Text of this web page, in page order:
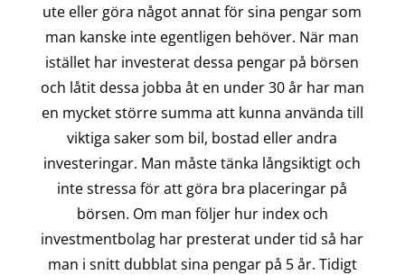
ute eller göra något annat för sina pengar som
man kanske inte egentligen behöver. När man
istället har investerat dessa pengar på börsen
och låtit dessa jobba åt en under 30 år har man
en mycket större summa att kunna använda till
viktiga saker som bil, bostad eller andra
investeringar. Man måste tänka långsiktigt och
inte stressa för att göra bra placeringar på
börsen. Om man följer hur index och
investmentbolag har presterat under tid så har
man i snitt dubblat sina pengar på 5 år. Tidigt